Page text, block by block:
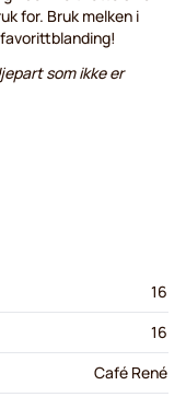
for. Bruk melken i
som ikke er
16
16
Café René